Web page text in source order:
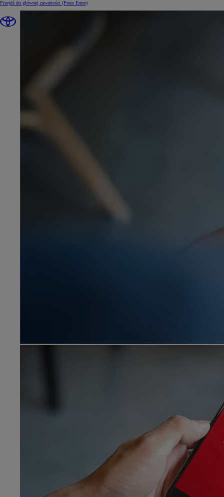
Przejdź do głównej zawartości (Press Enter)